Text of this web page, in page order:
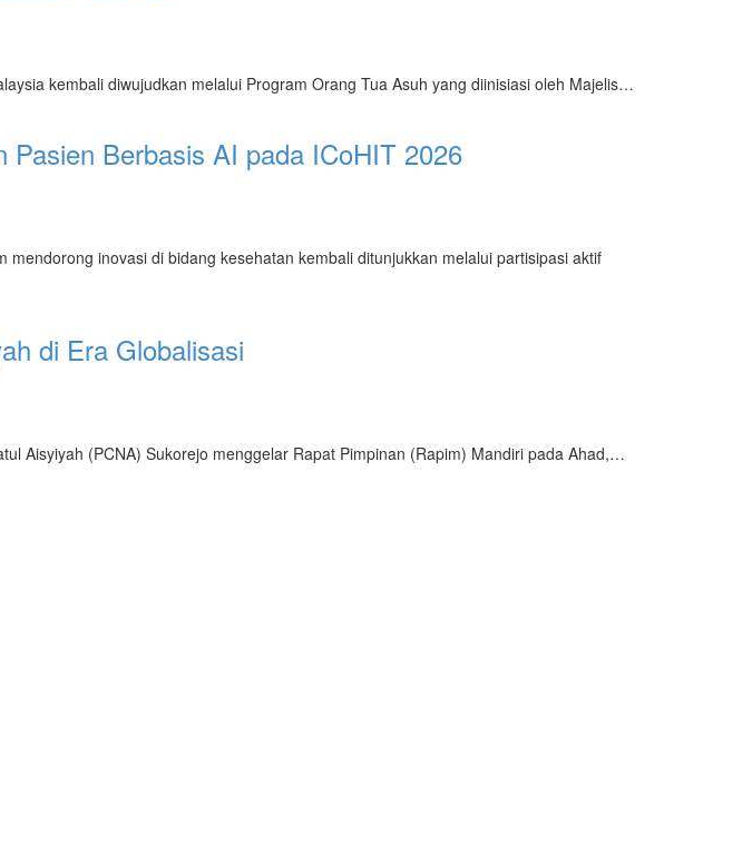
kembali diwujudkan melalui Program Orang Tua Asuh yang diinisiasi oleh Majelis…
Pasien Berbasis AI pada ICoHIT 2026
inovasi di bidang kesehatan kembali ditunjukkan melalui partisipasi aktif
di Era Globalisasi
Aisyiyah (PCNA) Sukorejo menggelar Rapat Pimpinan (Rapim) Mandiri pada Ahad,…